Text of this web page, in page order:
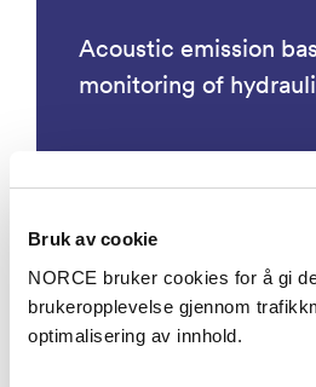
Bruk av cookie
NORCE bruker cookies for å gi
brukeropplevelse gjennom
optimalisering av innhold.
Acoustic emission
monitoring of
Prosjekter